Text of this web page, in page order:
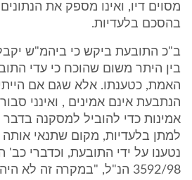
מסוים דיו, ואינו מספק את
בהסכם בלעדיות.
ב"כ התובעת ביקש כי ביהמ"ש
בין היתר משום שהוכח כי עדי
האמת, כטענתו. אלא שגם אם
הנתבעת אינם אמינים , ואינני
אמינות כדי להוביל למסקנה
למתן בלעדיות, מקום שתנאי
נטענו על ידי התובעת, וכדברי כב'
3592/98 הנ"ל, "במקרה זה לא